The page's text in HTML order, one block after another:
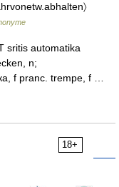
sritis automatika
n;
f pranc. trempe, f …
18+